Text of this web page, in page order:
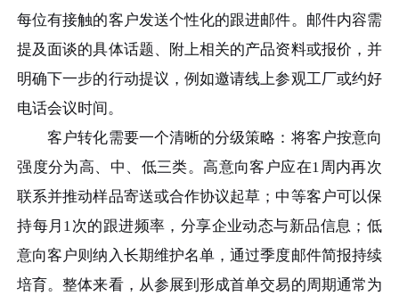
每位有接触的客户发送个性化的跟进邮件。邮件内容需
提及面谈的具体话题、附上相关的产品资料或报价，并
明确下一步的行动提议，例如邀请线上参观工厂或约好
电话会议时间。
客户转化需要一个清晰的分级策略：将客户按意向
强度分为高、中、低三类。高意向客户应在1周内再次
联系并推动样品寄送或合作协议起草；中等客户可以保
持每月1次的跟进频率，分享企业动态与新品信息；低
意向客户则纳入长期维护名单，通过季度邮件简报持续
培育。整体来看，从参展到形成首单交易的周期通常为